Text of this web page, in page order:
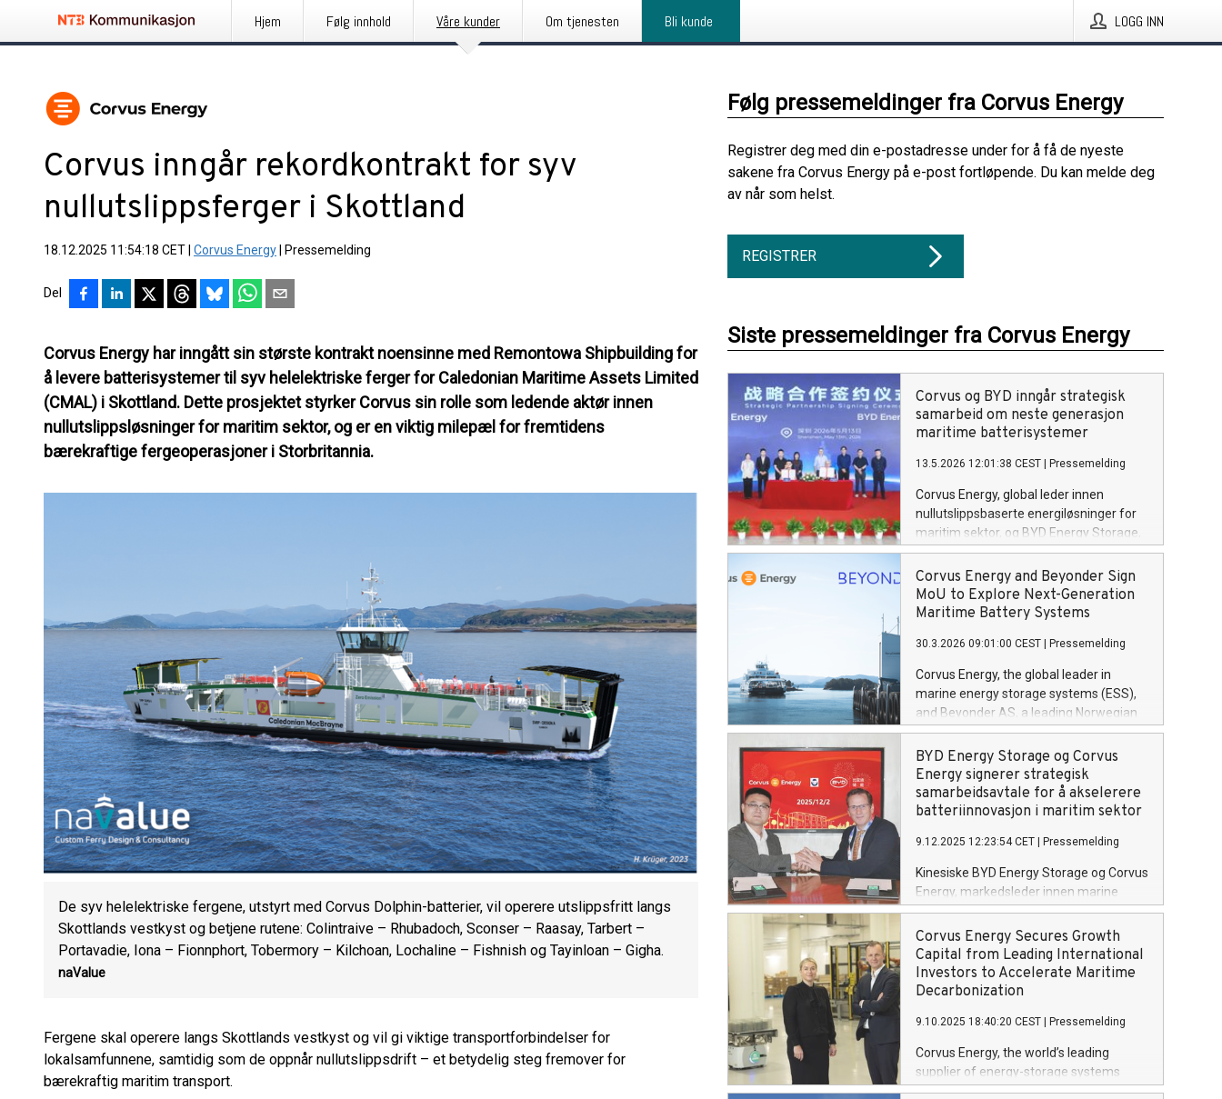
Hjem Følg innhold Våre kunder Om tjenesten Bli kunde LOGG INN
Corvus inngår rekordkontrakt for syv
nullutslippsferger i Skottland
18.12.2025 11:54:18 CET Corvus Energy Pressemelding
Del
Corvus Energy har inngått sin største kontrakt noensinne med Remontowa Shipbuilding for
å levere batterisystemer til syv helelektriske ferger for Caledonian Maritime Assets Limited
(CMAL) i Skottland. Dette prosjektet styrker Corvus sin rolle som ledende aktør innen
nullutslippsløsninger for maritim sektor, og er en viktig milepæl for fremtidens
bærekraftige fergeoperasjoner i Storbritannia.
De syv helelektriske fergene, utstyrt med Corvus Dolphin-batterier, vil operere utslippsfritt langs
Skottlands vestkyst og betjene rutene: Colintraive – Rhubadoch, Sconser – Raasay, Tarbert –
Portavadie, Iona – Fionnphort, Tobermory – Kilchoan, Lochaline – Fishnish og Tayinloan – Gigha.
naValue
Fergene skal operere langs Skottlands vestkyst og vil gi viktige transportforbindelser for
lokalsamfunnene, samtidig som de oppnår nullutslippsdrift – et betydelig steg fremover for
bærekraftig maritim transport.
Følg pressemeldinger fra Corvus Energy
Registrer deg med din e-postadresse under for å få de nyeste
sakene fra Corvus Energy på e-post fortløpende. Du kan melde deg
av når som helst.
REGISTRER
Siste pressemeldinger fra Corvus Energy
Corvus og BYD inngår strategisk
samarbeid om neste generasjon
maritime batterisystemer
13.5.2026 12:01:38 CEST Pressemelding
Corvus Energy, global leder innen
nullutslippsbaserte energiløsninger for
maritim sektor, og BYD Energy Storage,
en ledende global aktør innen
energilagring, har signert en strategisk
samarbeidsavtale (SCA). Avtalen
markerer en viktig milepæl i
legger grunnlaget for utviklingen av
neste generasjon maritime
batterisystemer basert på LFP-
teknologi.
Corvus Energy and Beyonder Sign
MoU to Explore Next-Generation
Maritime Battery Systems
30.3.2026 09:01:00 CEST Pressemelding
Corvus Energy, the global leader in
marine energy storage systems (ESS),
and Beyonder AS, a leading Norwegian
battery technology company, have
signed a Memorandum of
Understanding (MoU) to develop the
next generation battery system for
maritime applications.
BYD Energy Storage og Corvus
Energy signerer strategisk
samarbeidsavtale for å akselerere
batteriinnovasjon i maritim sektor
9.12.2025 12:23:54 CET Pressemelding
Kinesiske BYD Energy Storage og Corvus
Energy, markedsleder innen marine
batterisystemer (ESS), kunngjorde i dag
signeringen av en strategisk
samarbeidsavtale (MoU) med mål om å
utvikle neste generasjons
batteriløsninger for maritim sektor.
Corvus Energy Secures Growth
Capital from Leading International
Investors to Accelerate Maritime
Decarbonization
9.10.2025 18:40:20 CEST Pressemelding
Corvus Energy, the world’s leading
supplier of energy-storage systems
(ESS) for the maritime industry,